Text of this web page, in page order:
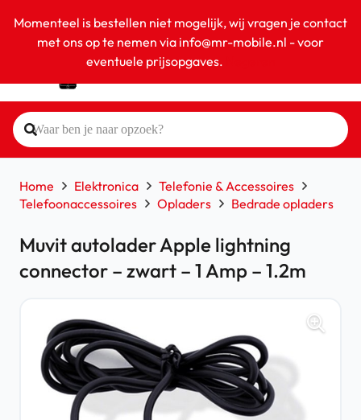
Momenteel is bestellen niet mogelijk, wij vragen je contact
met ons op te nemen via info@mr-mobile.nl - voor
eventuele prijsopgaves.
Home Elektronica
Telefonie & Accessoires
Telefoonaccessoires
Opladers Bedrade opladers
Muvit autolader Apple lightning
connector – zwart – 1 Amp – 1.2m